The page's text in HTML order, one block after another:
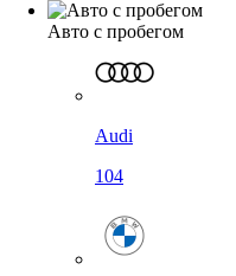
Авто с пробегом
Audi
104